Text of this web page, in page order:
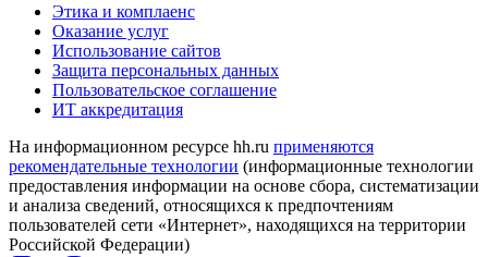
Этика и комплаенс
Оказание услуг
Использование сайтов
Защита персональных данных
Пользовательское соглашение
ИТ аккредитация
На информационном ресурсе hh.ru применяются
рекомендательные технологии (информационные технологии
предоставления информации на основе сбора, систематизации
и анализа сведений, относящихся к предпочтениям
пользователей сети «Интернет», находящихся на территории
Российской Федерации)